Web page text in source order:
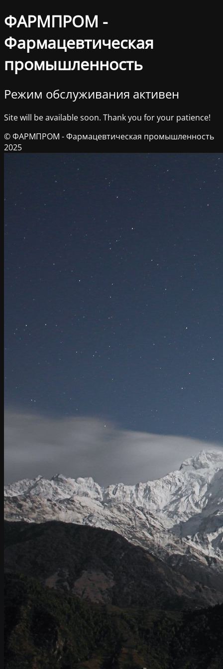
ФАРМПРОМ -
Фармацевтическая
промышленность
Режим обслуживания активен
Site will be available soon. Thank you for your patience!
© ФАРМПРОМ - Фармацевтическая промышленность
2025